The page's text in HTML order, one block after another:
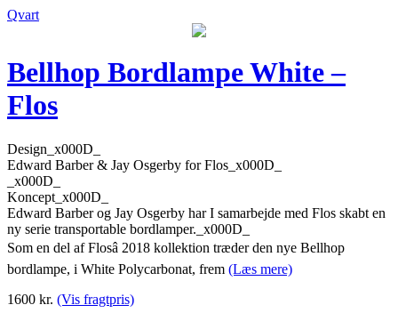
Qvart
Bellhop Bordlampe White –
Flos
Design_x000D_
Edward Barber & Jay Osgerby for Flos_x000D_
_x000D_
Koncept_x000D_
Edward Barber og Jay Osgerby har I samarbejde med Flos skabt en
ny serie transportable bordlamper._x000D_
Som en del af Flosâ 2018 kollektion træder den nye Bellhop
bordlampe, i White Polycarbonat, frem (Læs mere)
1600 kr. (Vis fragtpris)